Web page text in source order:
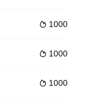
 1000
 1000
 1000